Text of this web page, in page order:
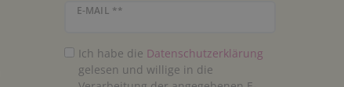
E-MAIL **
Newsletter Honig
Ich habe die Daten­schutz­erklärung
gelesen und willige in die